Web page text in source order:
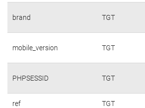
brand TGT
mobile_version TGT
PHPSESSID TGT
ref TGT